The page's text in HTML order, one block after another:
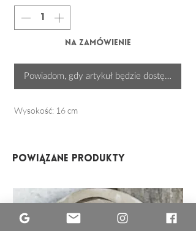
Na zamówienie
Powiadom, gdy artykuł będzie dostępny
Wysokość: 16 cm
Powiązane produkty